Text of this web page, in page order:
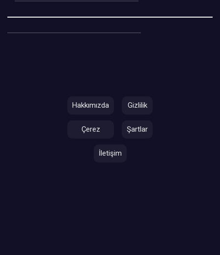
Hakkımızda Gizlilik
Çerez Şartlar
İletişim